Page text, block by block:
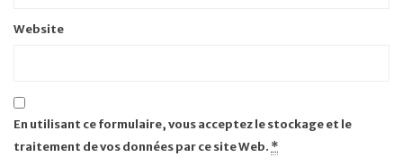
Website
En utilisant ce formulaire, vous acceptez le stockage et le
traitement de vos données par ce site Web. *